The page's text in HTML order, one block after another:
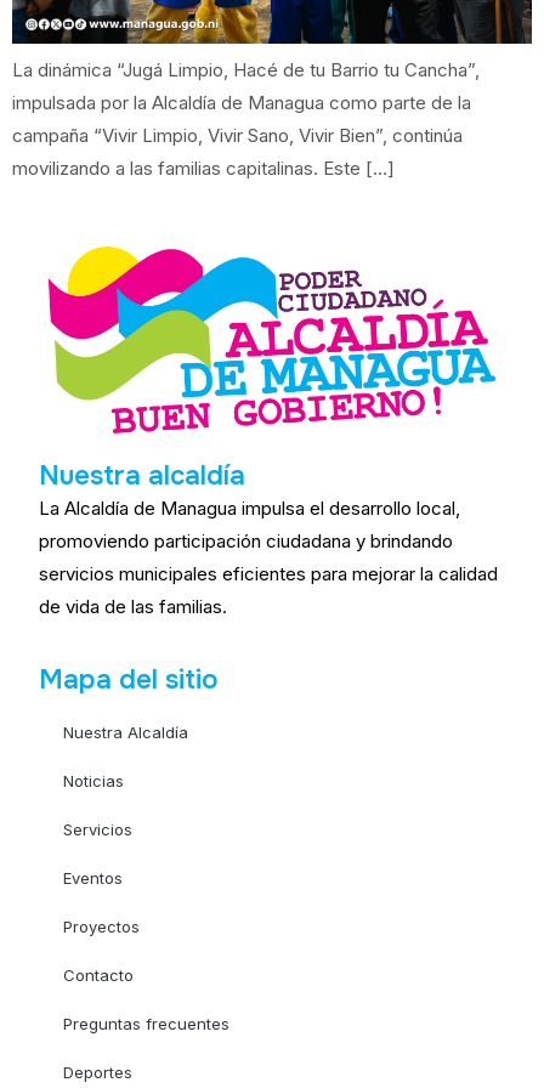
La dinámica “Jugá Limpio, Hacé de tu Barrio tu Cancha”,
impulsada por la Alcaldía de Managua como parte de la
campaña “Vivir Limpio, Vivir Sano, Vivir Bien”, continúa
movilizando a las familias capitalinas. Este […]
Nuestra alcaldía
La Alcaldía de Managua impulsa el desarrollo local,
promoviendo participación ciudadana y brindando
servicios municipales eficientes para mejorar la calidad
de vida de las familias.
Mapa del sitio
Nuestra Alcaldía
Noticias
Servicios
Eventos
Proyectos
Contacto
Preguntas frecuentes
Deportes